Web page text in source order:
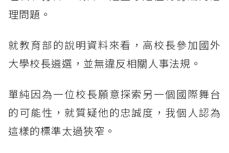
理問題。
就教育部的說明資料來看，高校長參加國外
大學校長遴選，並無違反相關人事法規。
單純因為一位校長願意探索另一個國際舞台
的可能性，就質疑他的忠誠度，我個人認為
這樣的標準太過狹窄。